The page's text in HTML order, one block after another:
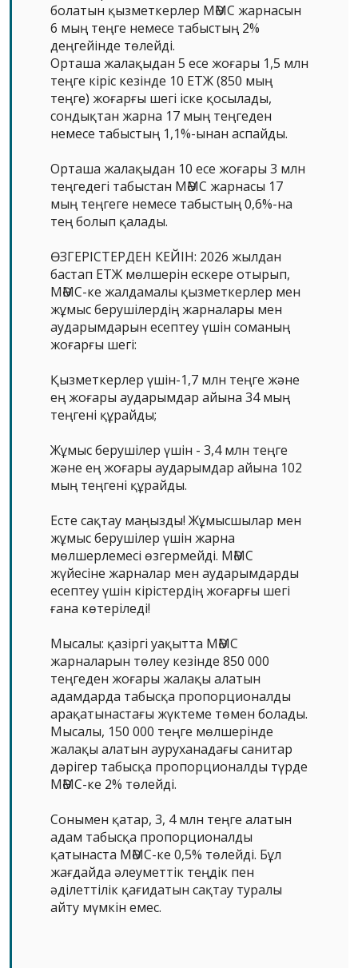
болатын қызметкерлер МӘМС жарнасын
6 мың теңге немесе табыстың 2%
деңгейінде төлейді.
Орташа жалақыдан 5 есе жоғары 1,5 млн
теңге кіріс кезінде 10 ЕТЖ (850 мың
теңге) жоғарғы шегі іске қосылады,
сондықтан жарна 17 мың теңгеден
немесе табыстың 1,1%-ынан аспайды.
Орташа жалақыдан 10 есе жоғары 3 млн
теңгедегі табыстан МӘМС жарнасы 17
мың теңгеге немесе табыстың 0,6%-на
тең болып қалады.
ӨЗГЕРІСТЕРДЕН КЕЙІН: 2026 жылдан
бастап ЕТЖ мөлшерін ескере отырып,
МӘМС-ке жалдамалы қызметкерлер мен
жұмыс берушілердің жарналары мен
аударымдарын есептеу үшін соманың
жоғарғы шегі:
Қызметкерлер үшін-1,7 млн теңге және
ең жоғары аударымдар айына 34 мың
теңгені құрайды;
Жұмыс берушілер үшін - 3,4 млн теңге
және ең жоғары аударымдар айына 102
мың теңгені құрайды.
Есте сақтау маңызды! Жұмысшылар мен
жұмыс берушілер үшін жарна
мөлшерлемесі өзгермейді. МӘМС
жүйесіне жарналар мен аударымдарды
есептеу үшін кірістердің жоғарғы шегі
ғана көтеріледі!
Мысалы: қазіргі уақытта МӘМС
жарналарын төлеу кезінде 850 000
теңгеден жоғары жалақы алатын
адамдарда табысқа пропорционалды
арақатынастағы жүктеме төмен болады.
Мысалы, 150 000 теңге мөлшерінде
жалақы алатын ауруханадағы санитар
дәрігер табысқа пропорционалды түрде
МӘМС-ке 2% төлейді.
Сонымен қатар, 3, 4 млн теңге алатын
адам табысқа пропорционалды
қатынаста МӘМС-ке 0,5% төлейді. Бұл
жағдайда әлеуметтік теңдік пен
әділеттілік қағидатын сақтау туралы
айту мүмкін емес.